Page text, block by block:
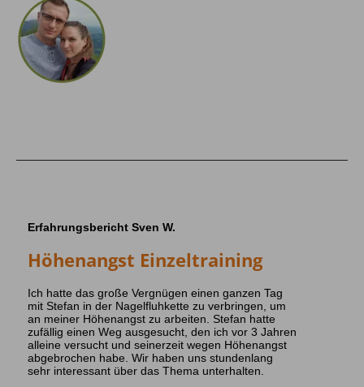
Erfahrungsbericht Sven W.
Höhenangst Einzeltraining
Ich hatte das große Vergnügen einen ganzen Tag
mit Stefan in der Nagelfluhkette zu verbringen, um
an meiner Höhenangst zu arbeiten. Stefan hatte
zufällig einen Weg ausgesucht, den ich vor 3 Jahren
alleine versucht und seinerzeit wegen Höhenangst
abgebrochen habe. Wir haben uns stundenlang
sehr interessant über das Thema unterhalten.